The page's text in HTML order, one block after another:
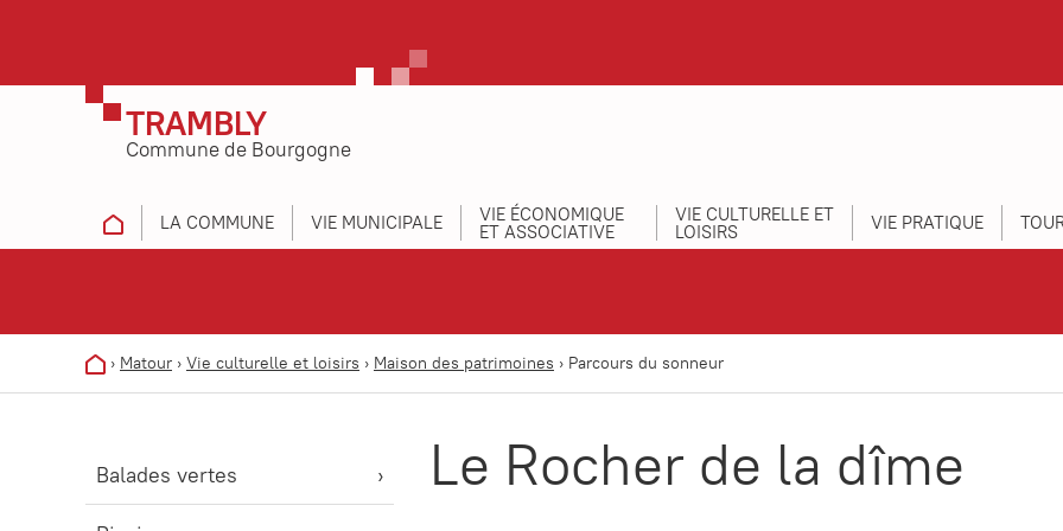
TRAMBLY
Commune de Bourgogne
LA COMMUNE VIE MUNICIPALE VIE ÉCONOMIQUE
ET ASSOCIATIVE
VIE CULTURELLE ET
LOISIRS VIE PRATIQUE
› Matour › Vie culturelle et loisirs › Maison des patrimoines › Parcours du sonneur
Balades vertes Le Rocher de la dîme